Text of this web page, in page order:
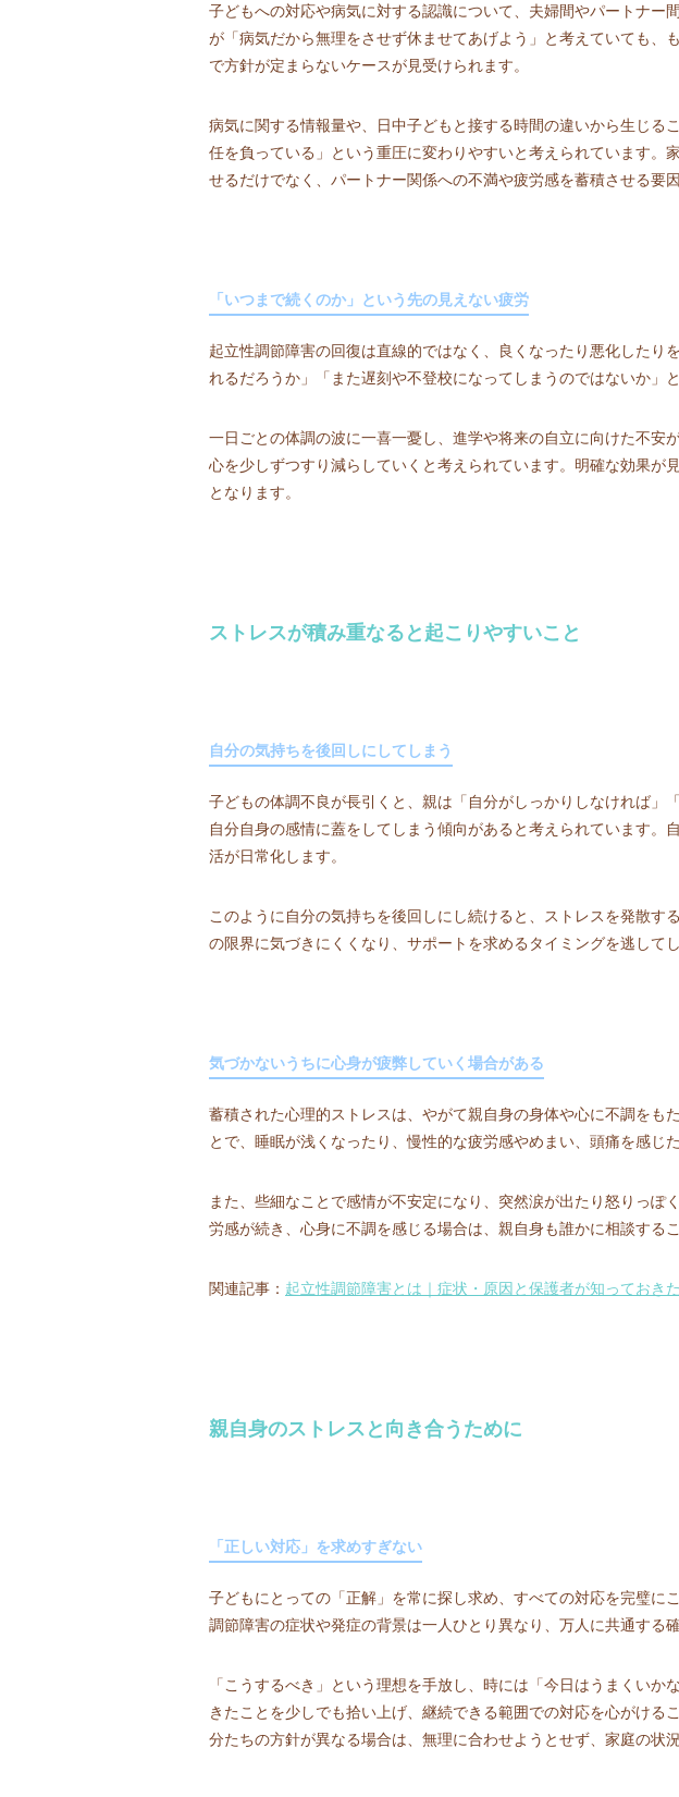
子どもへの対応や病気に対する認識について、夫婦間やパートナ
が「病気だから無理をさせず休ませてあげよう」と考えていても
で方針が定まらないケースが見受けられます。
病気に関する情報量や、日中子どもと接する時間の違いから生じ
任を負っている」という重圧に変わりやすいと考えられています。
せるだけでなく、パートナー関係への不満や疲労感を蓄積させる要
「いつまで続くのか」という先の見えない疲労
起立性調節障害の回復は直線的ではなく、良くなったり悪化した
れるだろうか」「また遅刻や不登校になってしまうのではないか」
一日ごとの体調の波に一喜一憂し、進学や将来の自立に向けた不
心を少しずつすり減らしていくと考えられています。明確な効果
となります。
ストレスが積み重なると起こりやすいこと
自分の気持ちを後回しにしてしまう
子どもの体調不良が長引くと、親は「自分がしっかりしなければ」
自分自身の感情に蓋をしてしまう傾向があると考えられています
活が日常化します。
このように自分の気持ちを後回しにし続けると、ストレスを発散
の限界に気づきにくくなり、サポートを求めるタイミングを逃して
気づかないうちに心身が疲弊していく場合がある
蓄積された心理的ストレスは、やがて親自身の身体や心に不調をも
とで、睡眠が浅くなったり、慢性的な疲労感やめまい、頭痛を感じ
また、些細なことで感情が不安定になり、突然涙が出たり怒りっ
労感が続き、心身に不調を感じる場合は、親自身も誰かに相談する
関連記事： 起立性調節障害とは｜症状・原因と保護者が知っておき
親自身のストレスと向き合うために
「正しい対応」を求めすぎない
子どもにとっての「正解」を常に探し求め、すべての対応を完璧
調節障害の症状や発症の背景は一人ひとり異なり、万人に共通する
「こうするべき」という理想を手放し、時には「今日はうまくい
きたことを少しでも拾い上げ、継続できる範囲での対応を心がけ
分たちの方針が異なる場合は、無理に合わせようとせず、家庭の状